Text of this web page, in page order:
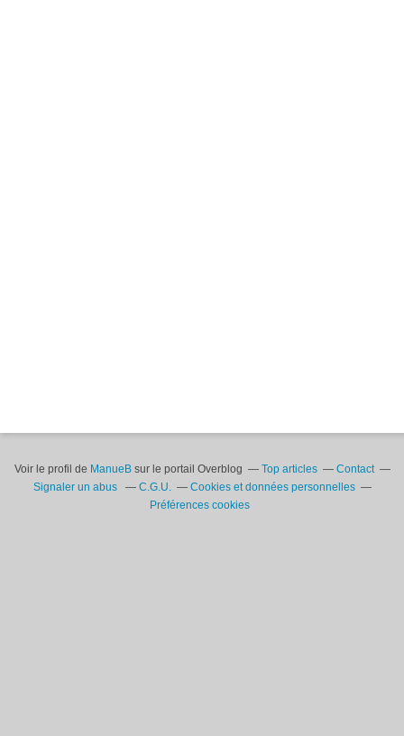
Voir le profil de ManueBsur le portail Overblog Top articles
Contact
Signaler un abus
C.G.U.
Cookies et données personnelles
Préférences cookies